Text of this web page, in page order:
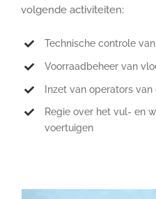
volgende activiteiten:
Technische controle
Voorraadbeheer van
Inzet van operators
Regie over het vul- en
voertuigen